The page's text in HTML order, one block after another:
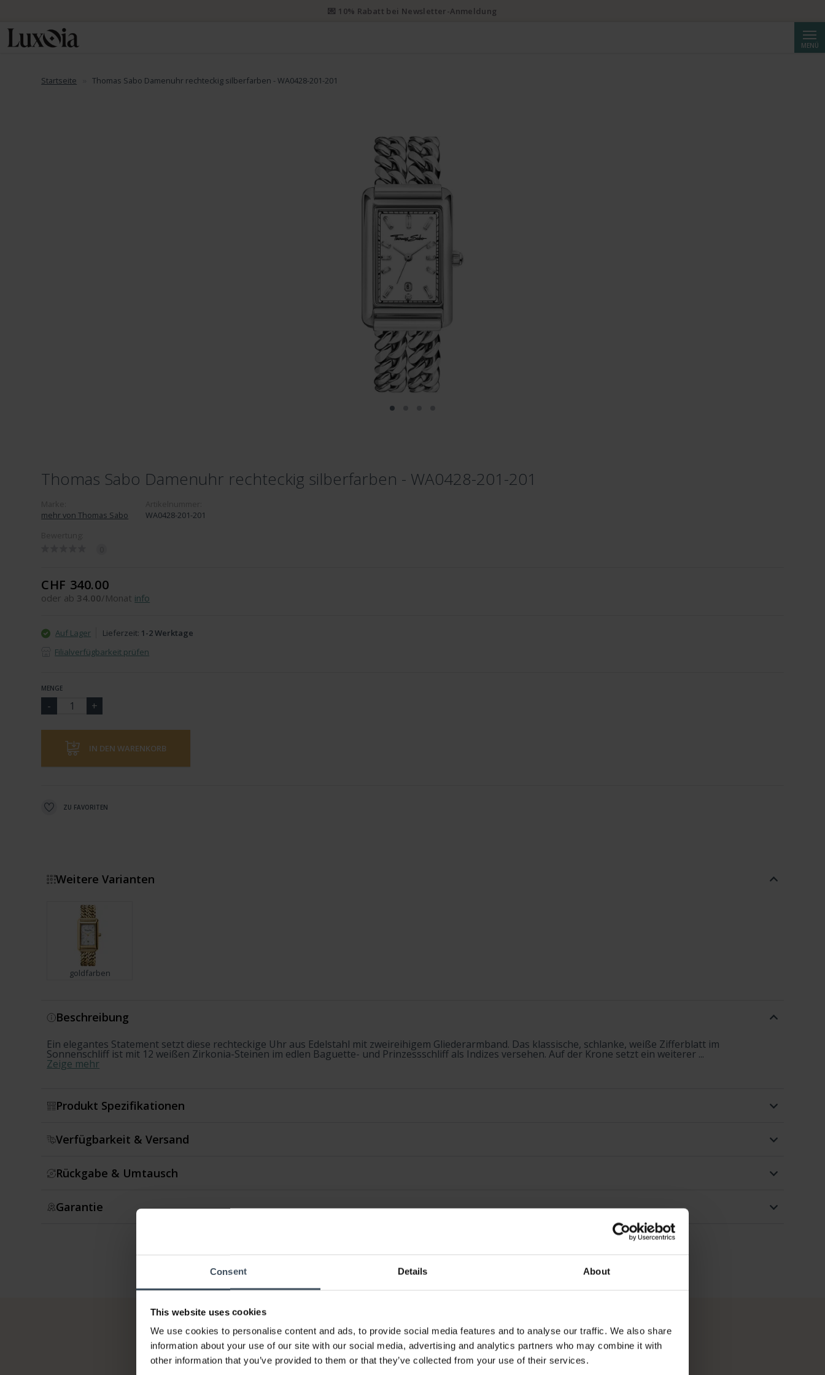
Consent Details About
This website uses cookies
We use cookies to personalise content and ads, to provide social media features and to analyse our traffic. We also share
information about your use of our site with our social media, advertising and analytics partners who may combine it with
other information that you’ve provided to them or that they’ve collected from your use of their services.
MENÜ
Startseite Thomas Sabo Damenuhr rechteckig silberfarben - WA0428-201-201
Thomas Sabo Damenuhr rechteckig silberfarben - WA0428-201-201
mehr von Thomas Sabo
WA0428-201-201
CHF 340.00
oder ab 34.00/Monat info
Auf Lager Lieferzeit: 1-2 Werktage
Filialverfügbarkeit prüfen
MENGE
IN DEN WARENKORB
ZU FAVORITEN
Weitere Varianten
goldfarben
Beschreibung
Ein elegantes Statement setzt diese rechteckige Uhr aus Edelstahl mit zweireihigem Gliederarmband. Das klassische, schlanke, weiße Zifferblatt im
Sonnenschliff ist mit 12 weißen Zirkonia-Steinen im edlen Baguette- und Prinzessschliff als Indizes versehen. Auf der Krone setzt ein weiterer ...
Zeige mehr
Produkt Spezifikationen
Verfügbarkeit & Versand
Rückgabe & Umtausch
Garantie
💌 10% Rabatt bei Newsletter-Anmeldung